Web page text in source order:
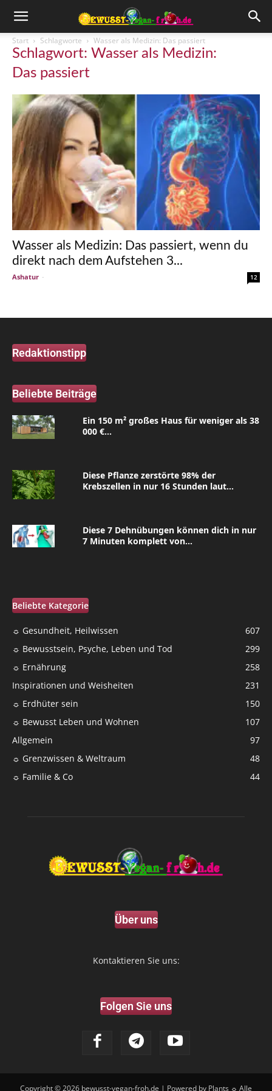
Start Schlagworte Wasser als Medizin: Das passiert
Schlagwort: Wasser als Medizin:
Das passiert
Wasser als Medizin: Das passiert, wenn du
direkt nach dem Aufstehen 3...
Ashatur - 12
Redaktionstipp
Beliebte Beiträge
Ein 150 m² großes Haus für weniger als 38
000 €...
Diese Pflanze zerstörte 98% der
Krebszellen in nur 16 Stunden laut...
Diese 7 Dehnübungen können dich in nur
7 Minuten komplett von...
Beliebte Kategorie
☼ Gesundheit, Heilwissen
607
☼ Bewusstsein, Psyche, Leben und Tod
299
☼ Ernährung
258
Inspirationen und Weisheiten
231
☼ Erdhüter sein
150
☼ Bewusst Leben und Wohnen
107
Allgemein
97
☼ Grenzwissen & Weltraum
48
☼ Familie & Co
44
Über uns
Kontaktieren Sie uns:
Folgen Sie uns
Copyright © 2026 bewusst-vegan-froh.de | Powered by Plants ☼ Alle